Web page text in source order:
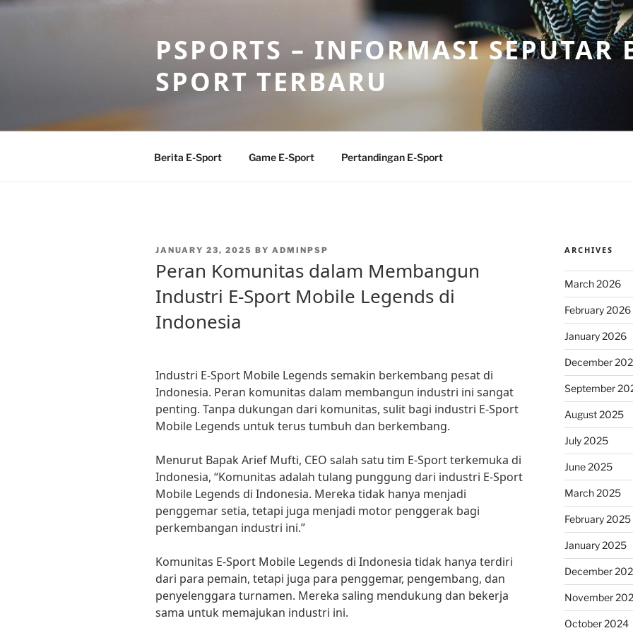
Skip
PSPORTS – INFORMASI SEPUTAR
SPORT TERBARU
Berita E-Sport Game E-Sport Pertandingan E-Sport
POSTED
JANUARY 23, 2025 BY ADMINPSP
Peran Komunitas dalam Membangun
Industri E-Sport Mobile Legends di
Indonesia
Industri E-Sport Mobile Legends semakin berkembang pesat di
Indonesia. Peran komunitas dalam membangun industri ini sangat
penting. Tanpa dukungan dari komunitas, sulit bagi industri E-Sport
Mobile Legends untuk terus tumbuh dan berkembang.
Menurut Bapak Arief Mufti, CEO salah satu tim E-Sport terkemuka di
Indonesia, “Komunitas adalah tulang punggung dari industri E-Sport
Mobile Legends di Indonesia. Mereka tidak hanya menjadi
penggemar setia, tetapi juga menjadi motor penggerak bagi
perkembangan industri ini.”
Komunitas E-Sport Mobile Legends di Indonesia tidak hanya terdiri
dari para pemain, tetapi juga para penggemar, pengembang, dan
penyelenggara turnamen. Mereka saling mendukung dan bekerja
sama untuk memajukan industri ini.
ARCHIVES
March 2026
February 2026
January 2026
December
September
August 2025
July 2025
June 2025
March 2025
February 2025
January 2025
December
November
October 2024